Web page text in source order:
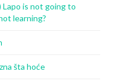
Lapo is not going to
learning?
šta hoće